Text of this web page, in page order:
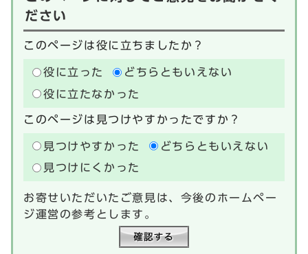
ださい
このページは役に立ちましたか？
役に立った
どちらともいえない
役に立たなかった
このページは見つけやすかったですか？
見つけやすかった
どちらともいえない
見つけにくかった
お寄せいただいたご意見は、今後のホームペー
ジ運営の参考とします。